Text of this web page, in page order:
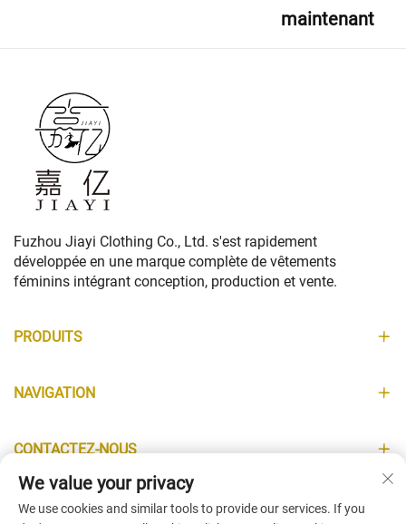
maintenant
Fuzhou Jiayi Clothing Co., Ltd. s'est rapidement
développée en une marque complète de vêtements
féminins intégrant conception, production et vente.
PRODUITS
NAVIGATION
CONTACTEZ-NOUS
INFORMATIONS
We value your privacy
We use cookies and similar tools to provide our services. If you